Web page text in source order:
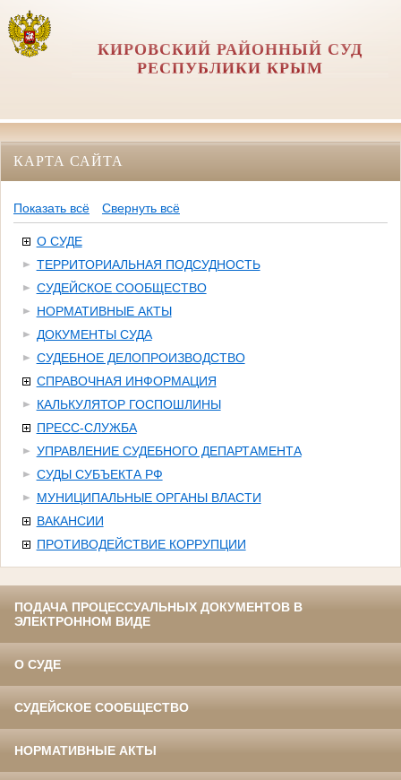
КИРОВСКИЙ РАЙОННЫЙ СУД
РЕСПУБЛИКИ КРЫМ
КАРТА САЙТА
Показать всё Свернуть всё
О СУДЕ
ТЕРРИТОРИАЛЬНАЯ ПОДСУДНОСТЬ
СУДЕЙСКОЕ СООБЩЕСТВО
НОРМАТИВНЫЕ АКТЫ
ДОКУМЕНТЫ СУДА
СУДЕБНОЕ ДЕЛОПРОИЗВОДСТВО
СПРАВОЧНАЯ ИНФОРМАЦИЯ
КАЛЬКУЛЯТОР ГОСПОШЛИНЫ
ПРЕСС-СЛУЖБА
УПРАВЛЕНИЕ СУДЕБНОГО ДЕПАРТАМЕНТА
СУДЫ СУБЪЕКТА РФ
МУНИЦИПАЛЬНЫЕ ОРГАНЫ ВЛАСТИ
ВАКАНСИИ
ПРОТИВОДЕЙСТВИЕ КОРРУПЦИИ
ПОДАЧА ПРОЦЕССУАЛЬНЫХ ДОКУМЕНТОВ В
ЭЛЕКТРОННОМ ВИДЕ
О СУДЕ
СУДЕЙСКОЕ СООБЩЕСТВО
НОРМАТИВНЫЕ АКТЫ